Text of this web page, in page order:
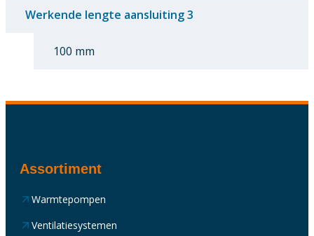
Werkende lengte aansluiting 3
100 mm
Assortiment
Warmtepompen
Ventilatiesystemen